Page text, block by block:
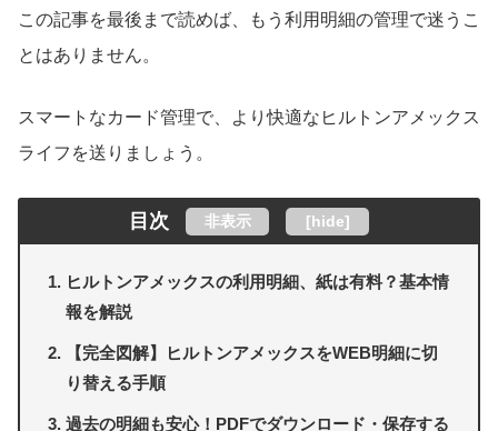
この記事を最後まで読めば、もう利用明細の管理で迷うこ
とはありません。
スマートなカード管理で、より快適なヒルトンアメックス
ライフを送りましょう。
目次 非表示 [hide]
ヒルトンアメックスの利用明細、紙は有料？基本情
報を解説
【完全図解】ヒルトンアメックスをWEB明細に切
り替える手順
過去の明細も安心！PDFでダウンロード・保存する